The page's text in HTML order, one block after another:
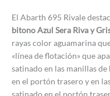
El Abarth 695 Rivale
bitono Azul Sera Riva y
rayas color aguamarina
«línea de flotación» que
satinado en las manillas de
en el portón trasero y en
satinado en el portón